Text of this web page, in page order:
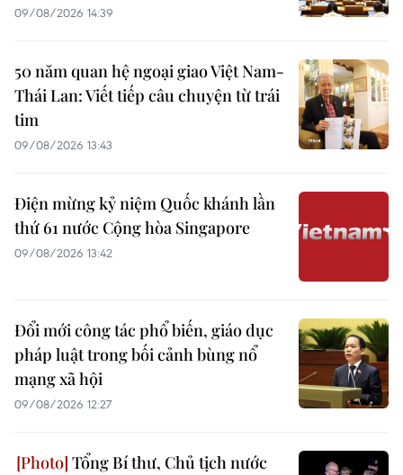
09/08/2026 14:39
50 năm quan hệ ngoại giao Việt Nam-
Thái Lan: Viết tiếp câu chuyện từ trái
tim
09/08/2026 13:43
Điện mừng kỷ niệm Quốc khánh lần
thứ 61 nước Cộng hòa Singapore
09/08/2026 13:42
Đổi mới công tác phổ biến, giáo dục
pháp luật trong bối cảnh bùng nổ
mạng xã hội
09/08/2026 12:27
Tổng Bí thư, Chủ tịch nước